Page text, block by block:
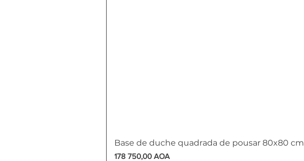
Base de duche quadrada de pousar 80x80 cm
Preço
178 750,00 AOA